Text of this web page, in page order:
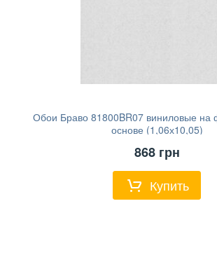
Обои Браво 81800BR07 виниловые на
основе (1,06х10,05)
868грн
Купить